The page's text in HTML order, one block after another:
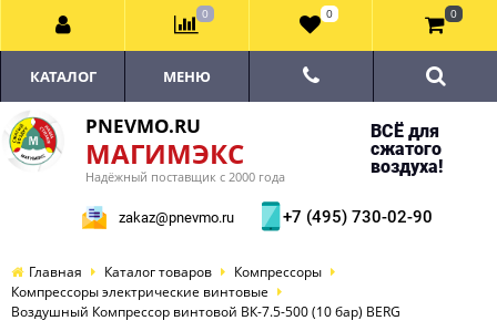
PNEVMO.RU
МАГИМЭКС
Надёжный поставщик с 2000 года
ВСЁ для
сжатого
воздуха!
zakaz@pnevmo.ru +7 (495) 730-02-90
КАТАЛОГ МЕНЮ
Главная Каталог товаров
Компрессоры
Компрессоры электрические винтовые
Воздушный Компрессор винтовой ВК-7.5-500 (10 бар) BERG
0 0 0